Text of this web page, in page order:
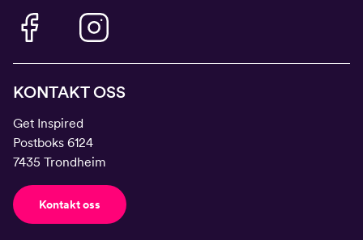
KONTAKT OSS
Get Inspired
Postboks 6124
7435 Trondheim
Kontakt oss